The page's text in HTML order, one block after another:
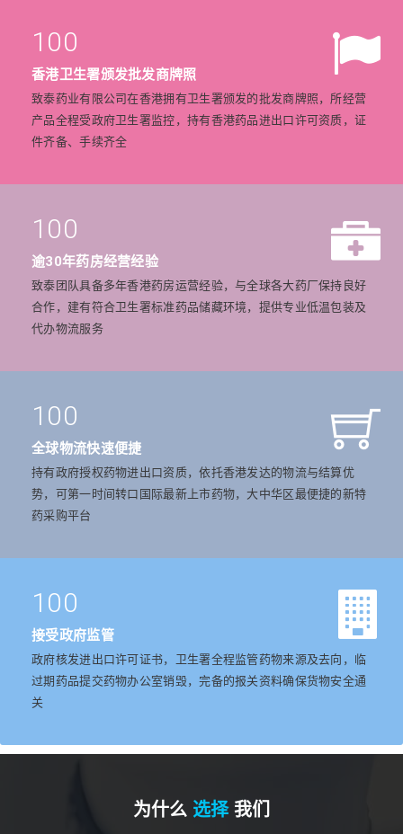
100
香港卫生署颁发批发商牌照
致泰药业有限公司在香港拥有卫生署颁发的批发商牌照，所经营
产品全程受政府卫生署监控，持有香港药品进出口许可资质，证
件齐备、手续齐全
100
逾30年药房经营经验
致泰团队具备多年香港药房运营经验，与全球各大药厂保持良好
合作，建有符合卫生署标准药品储藏环境，提供专业低温包装及
代办物流服务
100
全球物流快速便捷
持有政府授权药物进出口资质，依托香港发达的物流与结算优
势，可第一时间转口国际最新上市药物，大中华区最便捷的新特
药采购平台
100
接受政府监管
政府核发进出口许可证书，卫生署全程监管药物来源及去向，临
过期药品提交药物办公室销毁，完备的报关资料确保货物安全通
关
为什么 选择我们